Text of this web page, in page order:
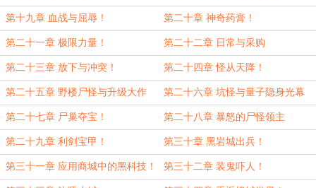
第十九章 血战与屈辱！ 第二十章 神奇药膏！
第二十一章 极限力量！ 第二十二章 日常与采购
第二十三章 放下与冲突！ 第二十四章 怪从天降！
第二十五章 野楼尸怪与升级大作
战！
第二十六章 坑怪与量子隐身光幕
第二十七章 尸巢夺宝！ 第二十八章 暴怒的尸怪领主
第二十九章 利剑宝甲！ 第三十章 黑岩城出兵！
第三十一章 应用商城中的黑科技！ 第三十二章 装鬼吓人！